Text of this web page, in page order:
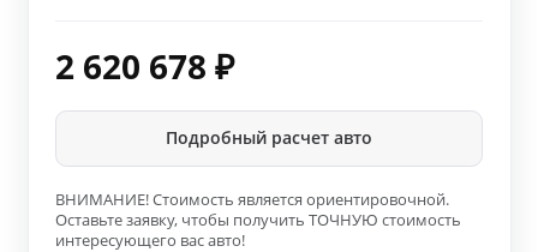
2 620 678 ₽
Подробный расчет авто
ВНИМАНИЕ! Стоимость является ориентировочной.
Оставьте заявку, чтобы получить ТОЧНУЮ стоимость
интересующего вас авто!